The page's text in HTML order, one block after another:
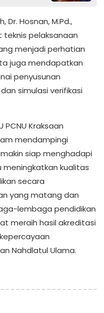
Dr. Hosnan, M.Pd.,
pelaksanaan
menjadi perhatian
juga mendapatkan
penyusunan
simulasi verifikasi
PCNU Kraksaan
mendampingi
siap menghadapi
kualitas
secara
yang matang dan
lembaga pendidikan
meraih hasil akreditasi
Nahdlatul Ulama.